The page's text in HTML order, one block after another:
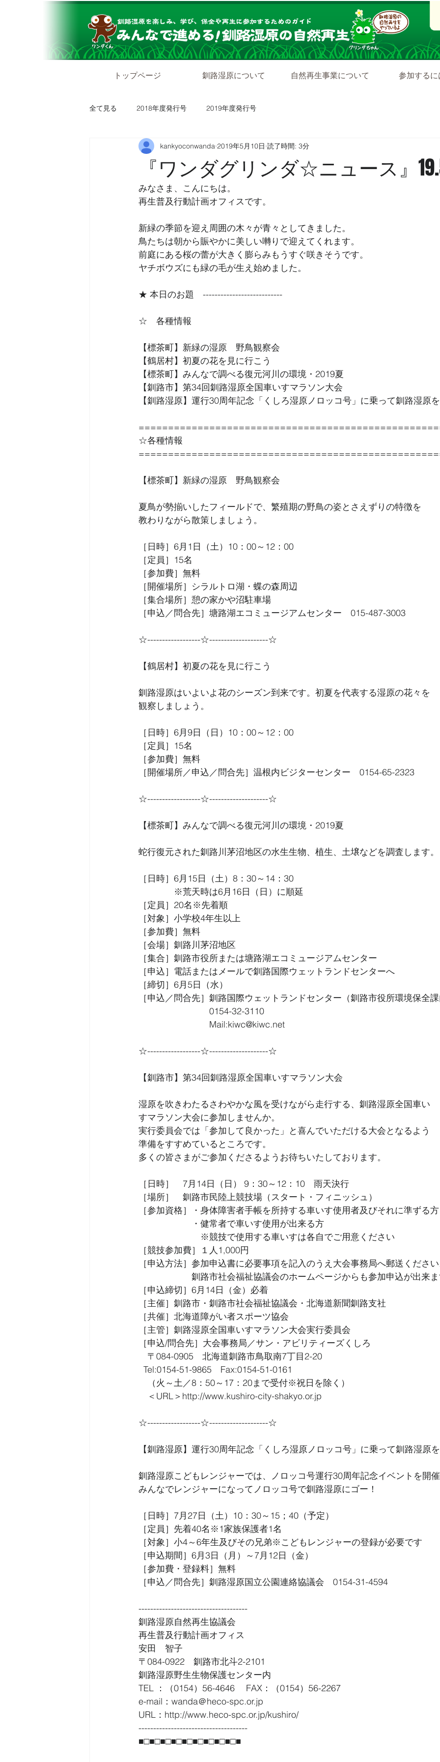
トップページ 釧路湿原について 自然再生事業について 参加する
全て見る 2018年度発行号 2019年度発行号
『ワンダグリンダ☆ニュース』
kankyoconwanda 2019年5月10日 読了時間: 3分
みなさま、こんにちは。
再生普及行動計画オフィスです。
新緑の季節を迎え周囲の木々が青々としてきました。
鳥たちは朝から賑やかに美しい囀りで迎えてくれます。
前庭にある桜の蕾が大きく膨らみもうすぐ咲きそうです。
ヤチボウズにも緑の毛が生え始めました。
★ 本日のお題　---------------------------
☆　各種情報
【標茶町】新緑の湿原　野鳥観察会
【鶴居村】初夏の花を見に行こう
【標茶町】みんなで調べる復元河川の環境・2019夏
【釧路市】第34回釧路湿原全国車いすマラソン大会
【釧路湿原】運行30周年記念「くしろ湿原ノロッコ号」に乗って釧路湿原
☆各種情報
【標茶町】新緑の湿原　野鳥観察会
夏鳥が勢揃いしたフィールドで、繁殖期の野鳥の姿とさえずりの特徴を
教わりながら散策しましょう。
［日時］6月1日（土）10：00～12：00
［定員］15名
［参加費］無料
［開催場所］シラルトロ湖・蝶の森周辺
［集合場所］憩の家かや沼駐車場
［申込／問合先］塘路湖エコミュージアムセンター　015-487-3003
☆------------------☆--------------------☆
【鶴居村】初夏の花を見に行こう
釧路湿原はいよいよ花のシーズン到来です。初夏を代表する湿原の花々を
観察しましょう。
［日時］6月9日（日）10：00～12：00
［定員］15名
［参加費］無料
［開催場所／申込／問合先］温根内ビジターセンター　0154-65-2323
☆------------------☆--------------------☆
【標茶町】みんなで調べる復元河川の環境・2019夏
蛇行復元された釧路川茅沼地区の水生生物、植生、土壌などを調査します。
［日時］6月15日（土）8：30～14：30
※荒天時は6月16日（日）に順延
［定員］20名※先着順
［対象］小学校4年生以上
［参加費］無料
［会場］釧路川茅沼地区
［集合］釧路市役所または塘路湖エコミュージアムセンター
［申込］電話またはメールで釧路国際ウェットランドセンターへ
［締切］6月5日（水）
［申込／問合先］釧路国際ウェットランドセンター（釧路市役所環境保全
0154-32-3110
Mail:kiwc@kiwc.net
☆------------------☆--------------------☆
【釧路市】第34回釧路湿原全国車いすマラソン大会
湿原を吹きわたるさわやかな風を受けながら走行する、釧路湿原全国車い
すマラソン大会に参加しませんか。
実行委員会では「参加して良かった」と喜んでいただける大会となるよう
準備をすすめているところです。
多くの皆さまがご参加くださるようお待ちいたしております。
［日時］　7月14日（日） 9：30～12：10　雨天決行
［場所］　釧路市民陸上競技場（スタート・フィニッシュ）
［参加資格］・身体障害者手帳を所持する車いす使用者及びそれに準ずる方
・健常者で車いす使用が出来る方
※競技で使用する車いすは各自でご用意ください
［競技参加費］１人1,000円
［申込方法］参加申込書に必要事項を記入のうえ大会事務局へ郵送くださ
釧路市社会福祉協議会のホームページからも参加申込が出来ま
［申込締切］6月14日（金）必着
［主催］釧路市・釧路市社会福祉協議会・北海道新聞釧路支社
［共催］北海道障がい者スポーツ協会
［主管］釧路湿原全国車いすマラソン大会実行委員会
［申込/問合先］大会事務局／サン・アビリティーズくしろ
〒084-0905　北海道釧路市鳥取南7丁目2-20
  Tel:0154-51-9865　Fax:0154-51-0161
（火～土／8：50～17：20まで受付※祝日を除く）
＜URL＞http://www.kushiro-city-shakyo.or.jp
☆------------------☆--------------------☆
【釧路湿原】運行30周年記念「くしろ湿原ノロッコ号」に乗って釧路湿原
釧路湿原こどもレンジャーでは、ノロッコ号運行30周年記念イベントを開
みんなでレンジャーになってノロッコ号で釧路湿原にゴー！
［日時］7月27日（土）10：30～15；40（予定）
［定員］先着40名※1家族保護者1名
［対象］小4～6年生及びその兄弟※こどもレンジャーの登録が必要です
［申込期間］6月3日（月）～7月12日（金）
［参加費・登録料］無料
［申込／問合先］釧路湿原国立公園連絡協議会　0154-31-4594
-------------------------------------
釧路湿原自然再生協議会
再生普及行動計画オフィス
安田　智子
〒084-0922　釧路市北斗2-2101
釧路湿原野生生物保護センター内
TEL ：（0154）56-4646　 FAX：（0154）56-2267
e-mail：wanda＠heco-spc.or.jp
URL：http://www.heco-spc.or.jp/kushiro/
-------------------------------------
■□■□■□■□■□■□■□■□■□■